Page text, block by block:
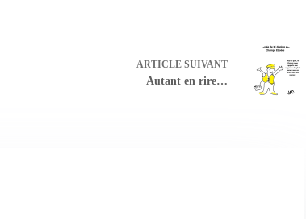
ARTICLESUIVANT
Autant en rire…